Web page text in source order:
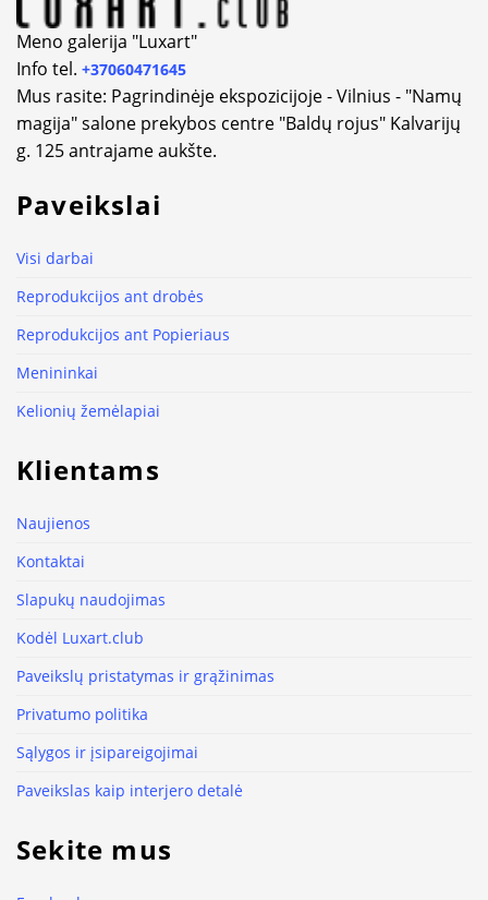
Meno galerija "Luxart"
Info tel. +37060471645
Mus rasite: Pagrindinėje ekspozicijoje - Vilnius - "Namų
magija" salone prekybos centre "Baldų rojus" Kalvarijų
g. 125 antrajame aukšte.
Paveikslai
Visi darbai
Reprodukcijos ant drobės
Reprodukcijos ant Popieriaus
Menininkai
Kelionių žemėlapiai
Klientams
Naujienos
Kontaktai
Slapukų naudojimas
Kodėl Luxart.club
Paveikslų pristatymas ir grąžinimas
Privatumo politika
Sąlygos ir įsipareigojimai
Paveikslas kaip interjero detalė
Sekite mus